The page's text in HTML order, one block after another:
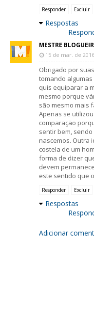
Responder Excluir
Respostas
MESTRE
15 de mar. de
Obrigado por
tomando
quis equiparar a
mesmo porque
são mesmo mais
Apenas se
comparação
sentir bem,
nascemos. Outra
costela de um
forma de dizer
devem
este sentido que
Responder Excluir
Respostas
Adicionar